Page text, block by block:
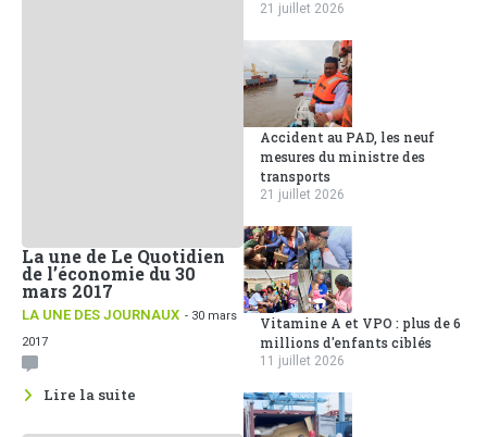
La une de Le Quotidien
de l’économie du 30
mars 2017
LA UNE DES JOURNAUX - 30 mars
2017
Lire la suite
21 juillet 2026
Accident au PAD, les neuf
mesures du ministre des
transports
21 juillet 2026
Vitamine A et VPO : plus de 6
millions d'enfants ciblés
11 juillet 2026